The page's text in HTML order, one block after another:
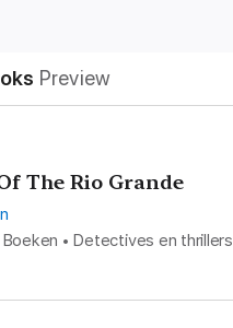
Preview
The Rio Grande
Boeken • Detectives en thrillers